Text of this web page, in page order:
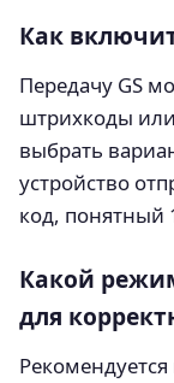
Как
Передачу GS
штрихкоды
выбрать
устройство
код, понятный
Какой
для